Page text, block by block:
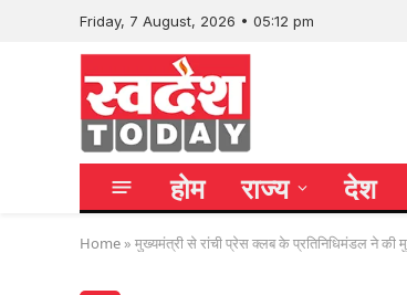
Friday, 7 August, 2026 • 05:12 pm
होम राज्य देश
Home » मुख्यमंत्री से रांची प्रेस क्लब के प्रतिनिधिमंडल ने की